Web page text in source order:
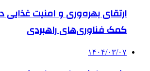
ارتقای بهره‌وری و امنیت غذایی
کمک فناوری‌های راهبردی
۱۴۰۴/۰۳/۰۷